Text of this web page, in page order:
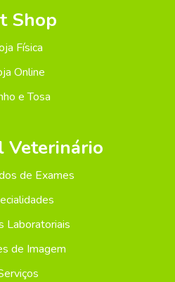
Shop
Física
Online
e Tosa
Veterinário
de Exames
Laboratoriais
de Imagem